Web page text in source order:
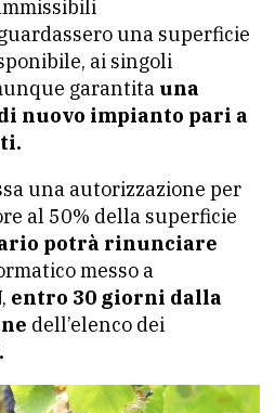
una superficie
ai singoli
garantita una
nuovo impianto pari a
una autorizzazione per
al 50% della superficie
potrà rinunciare
messo a
entro 30 giorni dalla
dell’elenco dei